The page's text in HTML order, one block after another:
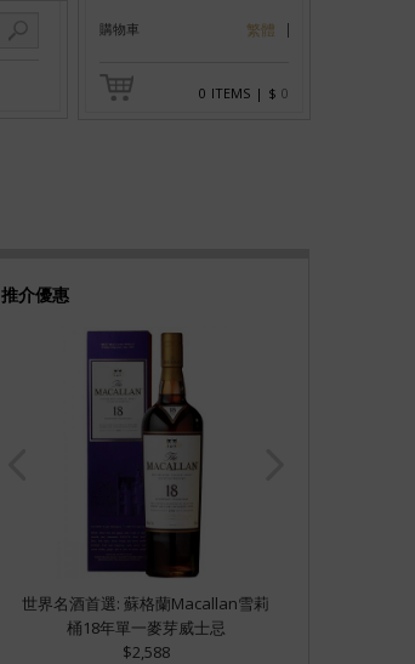
購物車 繁體
0 ITEMS | $ 0
推介優惠
世界名酒首選: 蘇格蘭Macallan雪莉
桶18年單一麥芽威士忌
$2,588